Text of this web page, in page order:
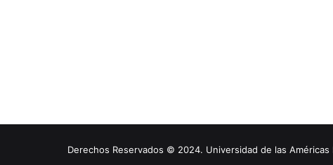
Derechos Reservados © 2024. Universidad de las